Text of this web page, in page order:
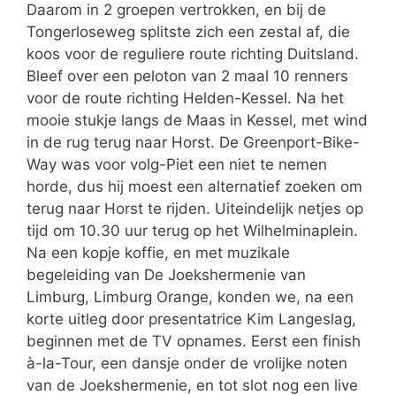
Daarom in 2 groepen vertrokken, en bij de
Tongerloseweg splitste zich een zestal af, die
koos voor de reguliere route richting Duitsland.
Bleef over een peloton van 2 maal 10 renners
voor de route richting Helden-Kessel. Na het
mooie stukje langs de Maas in Kessel, met wind
in de rug terug naar Horst. De Greenport-Bike-
Way was voor volg-Piet een niet te nemen
horde, dus hij moest een alternatief zoeken om
terug naar Horst te rijden. Uiteindelijk netjes op
tijd om 10.30 uur terug op het Wilhelminaplein.
Na een kopje koffie, en met muzikale
begeleiding van De Joekshermenie van
Limburg, Limburg Orange, konden we, na een
korte uitleg door presentatrice Kim Langeslag,
beginnen met de TV opnames. Eerst een finish
à-la-Tour, een dansje onder de vrolijke noten
van de Joekshermenie, en tot slot nog een live